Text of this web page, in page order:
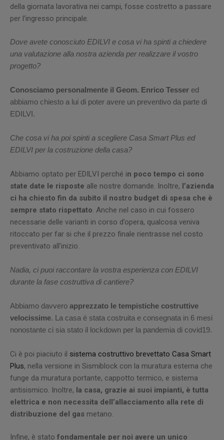
della giornata lavorativa nei campi, fosse costretto a passare
per l’ingresso principale.
Dove avete conosciuto EDILVI e cosa vi ha spinti a chiedere
una valutazione alla nostra azienda per realizzare il vostro
progetto?
Conosciamo personalmente il Geom. Enrico Tesser ed
abbiamo chiesto a lui di poter avere un preventivo da parte di
EDILVI.
Che cosa vi ha poi spinti a scegliere Casa Smart Plus ed
EDILVI per la costruzione della casa?
Abbiamo optato per EDILVI perché in poco tempo ci sono
state date le risposte alle nostre domande. Inoltre, l’azienda
ci ha chiesto fin da subito il nostro budget di spesa che è
sempre stato rispettato. Anche nel caso in cui fossero
necessarie delle varianti in corso d’opera, qualcosa veniva
ritoccato per far si che il prezzo finale rientrasse nel costo
preventivato all’inizio.
Nadia, ci puoi raccontare la vostra esperienza con EDILVI
durante la fase costruttiva di cantiere?
Abbiamo davvero apprezzato le tempistiche costruttive
velocissime. La casa è stata costruita e consegnata in 6 mesi
nonostante ci sia stato il lockdown per la pandemia di covid19.
Ci è poi piaciuto il sistema costruttivo brevettato Casa Smart
Plus, nella versione in Sismiblock con la muratura esterna che
funge da muratura portante, cappotto termico, e sistema
antisismico. Inoltre, la casa, grazie ai suoi impianti, è tutta
elettrica e non necessita dell’allacciamento alla rete di
distribuzione del gas metano.
Infine, è stato fondamentale per noi avere un unico